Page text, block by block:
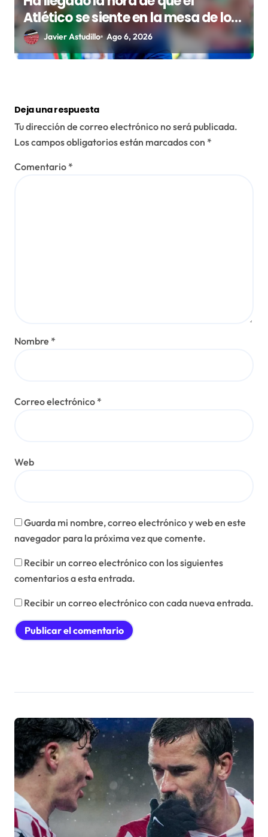
Atlético se siente en la mesa de los
grandes
Javier Astudillo Ago 6, 2026
Deja una respuesta
Tu dirección de correo electrónico no será publicada.
Los campos obligatorios están marcados con *
Comentario *
Nombre *
Correo electrónico *
Web
Guarda mi nombre, correo electrónico y web en este
navegador para la próxima vez que comente.
Recibir un correo electrónico con los siguientes
comentarios a esta entrada.
Recibir un correo electrónico con cada nueva entrada.